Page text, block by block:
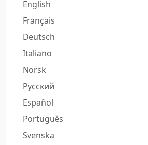
English
Français
Deutsch
Italiano
Norsk
Русский
Español
Português
Svenska